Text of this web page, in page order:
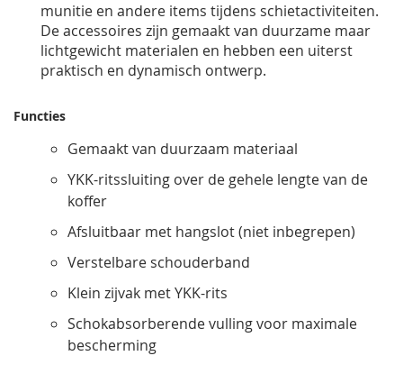
munitie en andere items tijdens schietactiviteiten.
De accessoires zijn gemaakt van duurzame maar
lichtgewicht materialen en hebben een uiterst
praktisch en dynamisch ontwerp.
Functies
Gemaakt van duurzaam materiaal
YKK-ritssluiting over de gehele lengte van de
koffer
Afsluitbaar met hangslot (niet inbegrepen)
Verstelbare schouderband
Klein zijvak met YKK-rits
Schokabsorberende vulling voor maximale
bescherming